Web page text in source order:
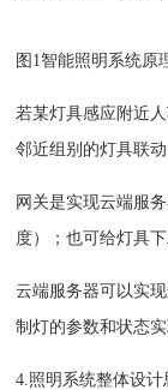
图1智能照明系统原
若某灯具感应附近
邻近组别的灯具联
网关是实现云端服
度）；也可给灯具
云端服务器可以实
制灯的参数和状态
4.照明系统整体设计